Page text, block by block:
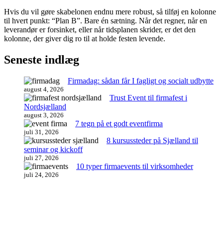
Hvis du vil gøre skabelonen endnu mere robust, så tilføj en kolonne
til hvert punkt: “Plan B”. Bare én sætning. Når det regner, når en
leverandør er forsinket, eller når tidsplanen skrider, er det den
kolonne, der giver dig ro til at holde festen levende.
Seneste indlæg
Firmadag: sådan får I fagligt og socialt udbytte
august 4, 2026
Trust Event til firmafest i
Nordsjælland
august 3, 2026
7 tegn på et godt eventfirma
juli 31, 2026
8 kursussteder på Sjælland til
seminar og kickoff
juli 27, 2026
10 typer firmaevents til virksomheder
juli 24, 2026